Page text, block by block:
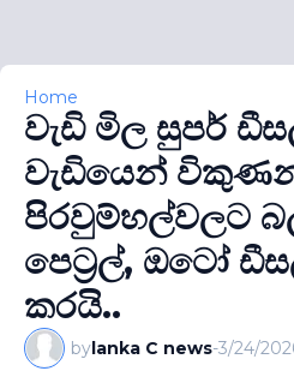
Home
වැඩි මිල සුපර්
වැඩියෙන්
පිරවුම්හල්වලට
පෙට‍්‍රල්, ඔටෝ
කරයි..
bylanka C news-3/24/